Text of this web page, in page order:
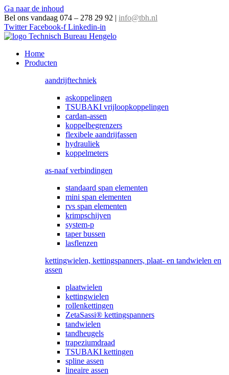
Ga naar de inhoud
Bel ons vandaag 074 – 278 29 92 | info@tbh.nl
Twitter Facebook-f Linkedin-in
Home
Producten
aandrijftechniek
askoppelingen
TSUBAKI vrijloopkoppelingen
cardan-assen
koppelbegrenzers
flexibele aandrijfassen
hydrauliek
koppelmeters
as-naaf verbindingen
standaard span elementen
mini span elementen
rvs span elementen
krimpschijven
system-p
taper bussen
lasflenzen
kettingwielen, kettingspanners, plaat- en tandwielen en
assen
plaatwielen
kettingwielen
rollenkettingen
ZetaSassi® kettingspanners
tandwielen
tandheugels
trapeziumdraad
TSUBAKI kettingen
spline assen
lineaire assen